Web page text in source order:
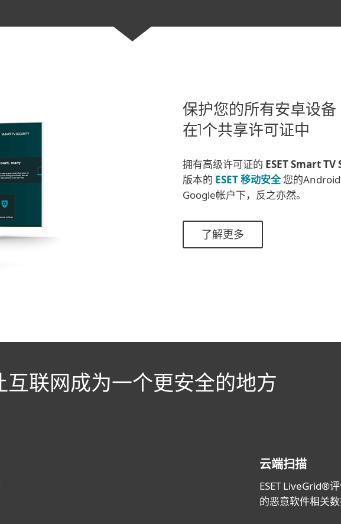
保护您的所有安卓设备
在1个共享许可证中
拥有高级许可证的 ESET Smart
版本的 ESET 移动安全您的Android
Google帐户下，反之亦然。
了解更多
互联网成为一个更安全的地方
云端扫描
ESET LiveGrid®
的恶意软件相关